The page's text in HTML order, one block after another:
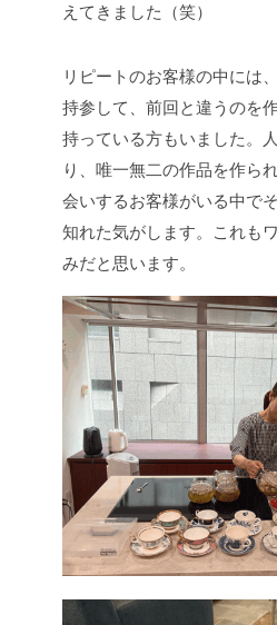
えてきました（笑）
リピートのお客様の中には
持参して、前回と違うのを
持っている方もいました。
り、唯一無二の作品を作ら
会いするお客様がいる中で
知れた気がします。これも
みだと思います。